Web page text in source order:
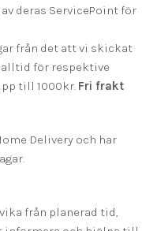
deras ServicePoint för
från det att vi skickat
alltid för respektive
till 1000kr. Fri frakt
Delivery och har
från planerad tid,